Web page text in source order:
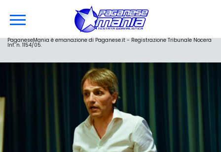
PaganeseMania è emanazione di Paganese.it - Registrazione Tribunale Nocera
Inf. n. 1154/05.